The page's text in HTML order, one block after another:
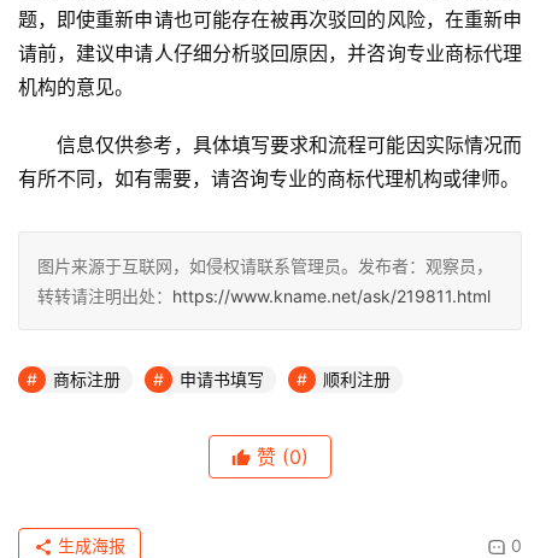
题，即使重新申请也可能存在被再次驳回的风险，在重新申
请前，建议申请人仔细分析驳回原因，并咨询专业商标代理
机构的意见。
信息仅供参考，具体填写要求和流程可能因实际情况而
有所不同，如有需要，请咨询专业的商标代理机构或律师。
图片来源于互联网，如侵权请联系管理员。发布者：观察员，
转转请注明出处： https://www.kname.net/ask/219811.html
商标注册 申请书填写 顺利注册
赞 (0)
0
生成海报